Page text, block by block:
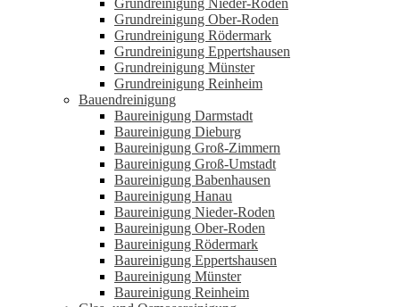
Grundreinigung Nieder-Roden
Grundreinigung Ober-Roden
Grundreinigung Rödermark
Grundreinigung Eppertshausen
Grundreinigung Münster
Grundreinigung Reinheim
Bauendreinigung
Baureinigung Darmstadt
Baureinigung Dieburg
Baureinigung Groß-Zimmern
Baureinigung Groß-Umstadt
Baureinigung Babenhausen
Baureinigung Hanau
Baureinigung Nieder-Roden
Baureinigung Ober-Roden
Baureinigung Rödermark
Baureinigung Eppertshausen
Baureinigung Münster
Baureinigung Reinheim